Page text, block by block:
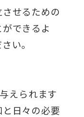
せるための
できるよ
い。
えられます
日々の必要